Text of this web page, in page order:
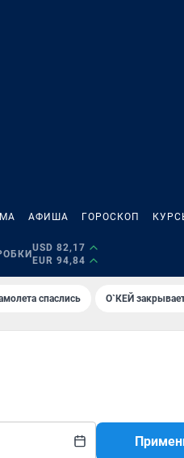
АФИША ГОРОСКОП
USD 82,17
EUR 94,84
спаслись О`КЕЙ